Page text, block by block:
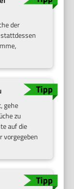
der
gehe
zu
auf die
vorgegeben